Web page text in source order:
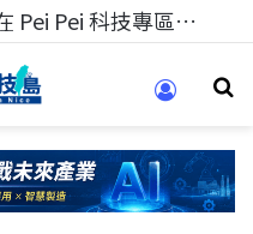
科技人的經驗傳承地！在 Pei Pei 科技專區，與學弟妹交流最硬核的技術